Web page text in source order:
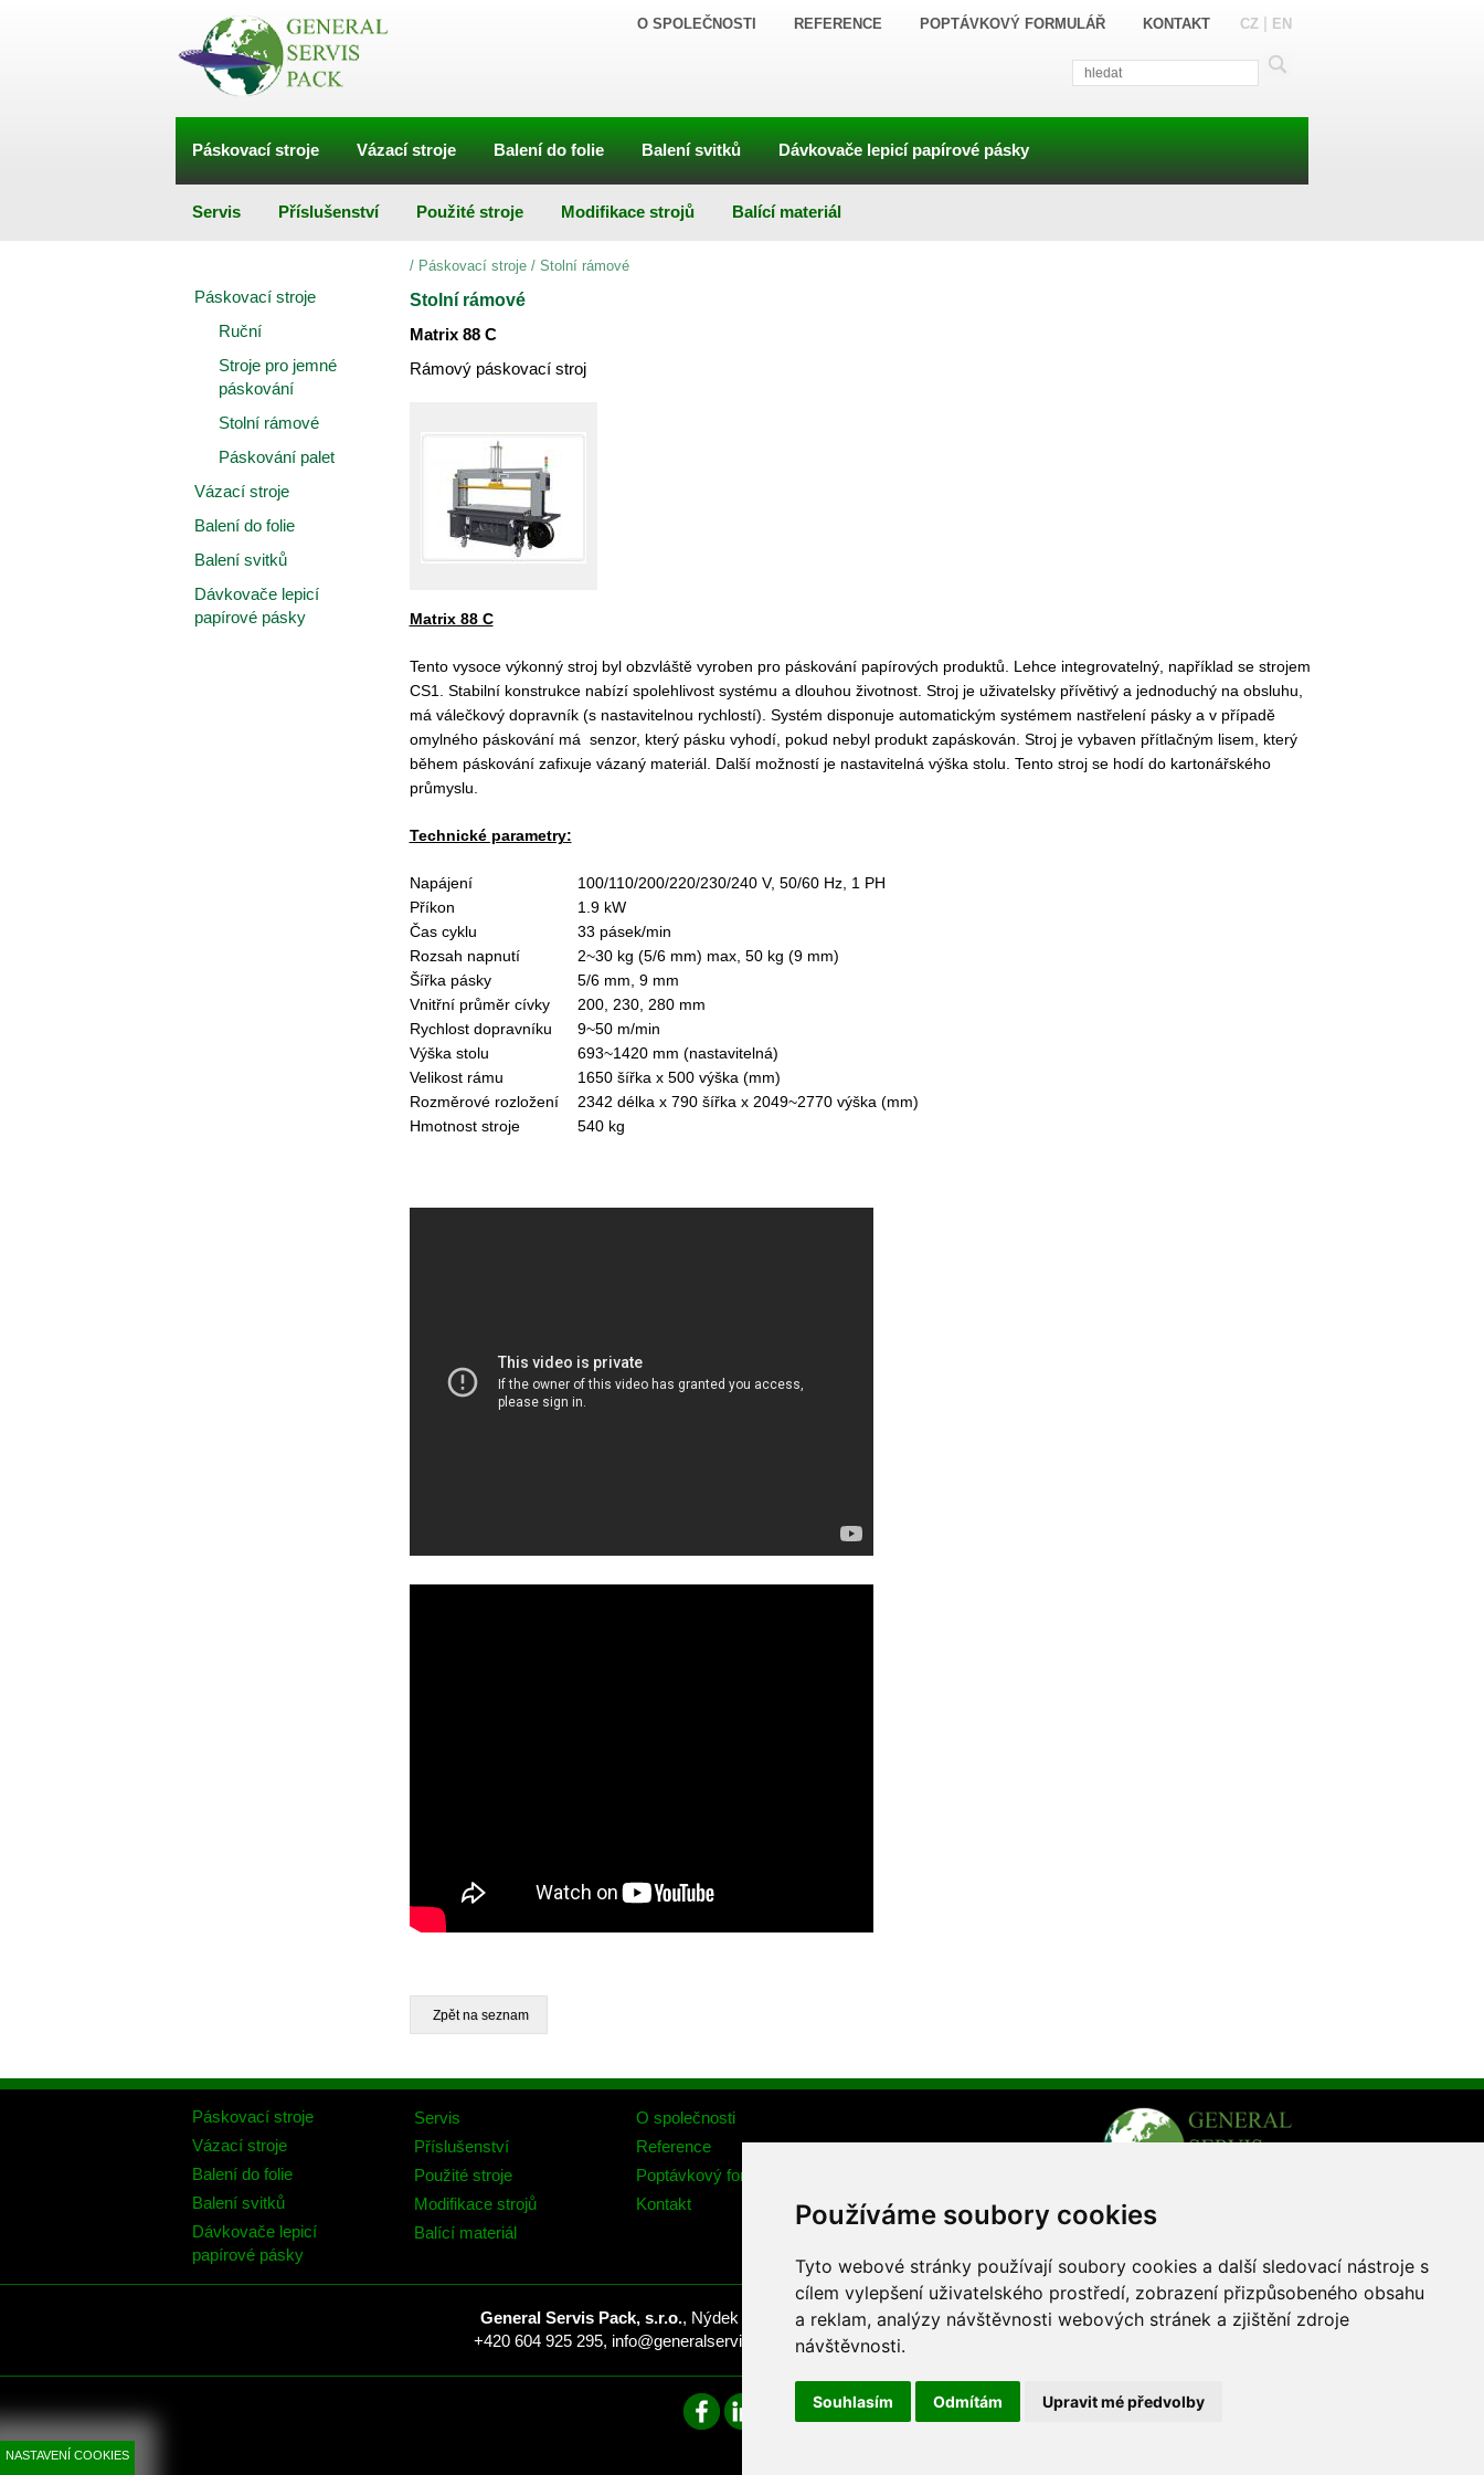
Používáme soubory cookies
Tyto webové stránky používají soubory cookies a další sledovací nástroje s
cílem vylepšení uživatelského prostředí, zobrazení přizpůsobeného obsahu
a reklam, analýzy návštěvnosti webových stránek a zjištění zdroje
návštěvnosti.
Souhlasím Odmítám Upravit mé předvolby
NASTAVENÍ COOKIES
O SPOLEČNOSTI REFERENCE POPTÁVKOVÝ FORMULÁŘ KONTAKT CZ | EN
Páskovací stroje Vázací stroje Balení do folie Balení svitků Dávkovače lepicí papírové pásky
Servis Příslušenství Použité stroje Modifikace strojů Balící materiál
Páskovací stroje
Ruční
Stroje pro jemné
páskování
Stolní rámové
Páskování palet
Vázací stroje
Balení do folie
Balení svitků
Dávkovače lepicí
papírové pásky
/ Páskovací stroje/ Stolní rámové
Stolní rámové
Matrix 88 C
Rámový páskovací stroj
Matrix 88 C
Tento vysoce výkonný stroj byl obzvláště vyroben pro páskování papírových produktů. Lehce integrovatelný, například se strojem
CS1. Stabilní konstrukce nabízí spolehlivost systému a dlouhou životnost. Stroj je uživatelsky přívětivý a jednoduchý na obsluhu,
má válečkový dopravník (s nastavitelnou rychlostí). Systém disponuje automatickým systémem nastřelení pásky a v případě
omylného páskování má senzor, který pásku vyhodí, pokud nebyl produkt zapáskován. Stroj je vybaven přítlačným lisem, který
během páskování zafixuje vázaný materiál. Další možností je nastavitelná výška stolu. Tento stroj se hodí do kartonářského
průmyslu.
Technické parametry:
Napájení
100/110/200/220/230/240 V, 50/60 Hz, 1 PH
Příkon
1.9 kW
Čas cyklu
33 pásek/min
Rozsah napnutí
2~30 kg (5/6 mm) max, 50 kg (9 mm)
Šířka pásky
5/6 mm, 9 mm
Vnitřní průměr cívky
200, 230, 280 mm
Rychlost dopravníku
9~50 m/min
Výška stolu
693~1420 mm (nastavitelná)
Velikost rámu
1650 šířka x 500 výška (mm)
Rozměrové rozložení
2342 délka x 790 šířka x 2049~2770 výška (mm)
Hmotnost stroje
540 kg
Páskovací stroje
Vázací stroje
Balení do folie
Balení svitků
Dávkovače lepicí
papírové pásky
Servis
Příslušenství
Použité stroje
Modifikace strojů
Balící materiál
O společnosti
Reference
Poptávkový formulář
Kontakt
General Servis Pack, s.r.o., Nýdek 446, 739 95 Nýdek, Česká republika
+420 604 925 295, info@generalservispack.cz,www.generalservispack.cz